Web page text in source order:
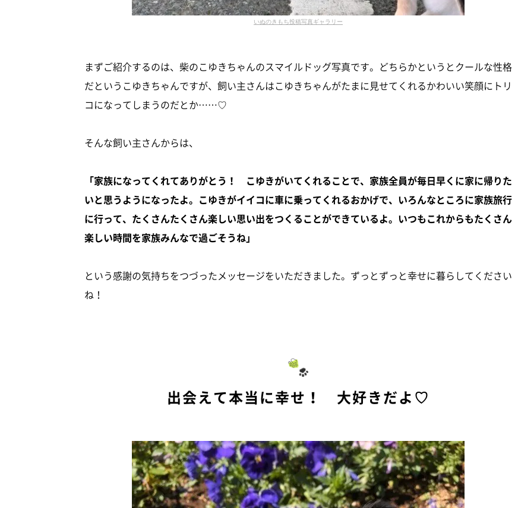
いぬのきもち投稿写真ギャラリー
まずご紹介するのは、柴のこゆきちゃんのスマイルドッグ写真です。どちらかというとクールな性格
だというこゆきちゃんですが、飼い主さんはこゆきちゃんがたまに見せてくれるかわいい笑顔にトリ
コになってしまうのだとか……♡
そんな飼い主さんからは、
「家族になってくれてありがとう！ こゆきがいてくれることで、家族全員が毎日早くに家に帰りた
いと思うようになったよ。こゆきがイイコに車に乗ってくれるおかげで、いろんなところに家族旅行
に行って、たくさんたくさん楽しい思い出をつくることができているよ。いつもこれからもたくさん
楽しい時間を家族みんなで過ごそうね」
という感謝の気持ちをつづったメッセージをいただきました。ずっとずっと幸せに暮らしてください
ね！
出会えて本当に幸せ！ 大好きだよ♡